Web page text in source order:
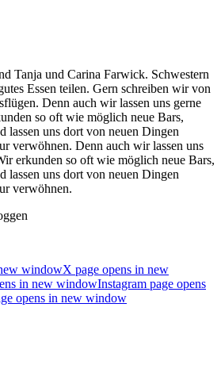
Tanja und Carina Farwick. Schwestern
Essen teilen. Gern schreiben wir von
Denn auch wir lassen uns gerne
so oft wie möglich neue Bars,
lassen uns dort von neuen Dingen
verwöhnen. Denn auch wir lassen uns
erkunden so oft wie möglich neue Bars,
lassen uns dort von neuen Dingen
verwöhnen.
windowX page opens in new
in new windowInstagram page opens
opens in new window